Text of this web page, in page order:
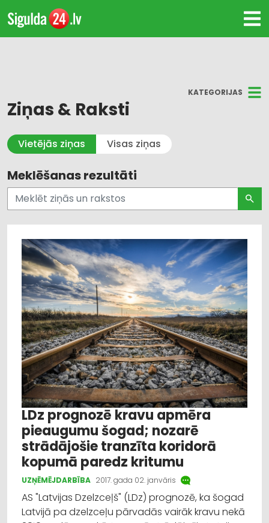
KATEGORIJAS
Ziņas & Raksti
Visi
Kultūra un Izklaide
Dzīvesstils
Pašvaldības un valsts pārvalde
Uzņēmējdarbība
Izglītība
Veselība
Dažādi
Reklāmraksts
Profesionāļu padomi
Vietējās ziņas Visas ziņas
Meklēšanas rezultāti
LDz prognozē kravu apmēra
pieaugumu šogad; nozarē
strādājošie tranzīta koridorā
kopumā paredz kritumu
UZŅĒMĒJDARBĪBA 2017. gada 02. janvāris
AS "Latvijas Dzelzceļš" (LDz) prognozē, ka šogad
Latvijā pa dzelzceļu pārvadās vairāk kravu nekā